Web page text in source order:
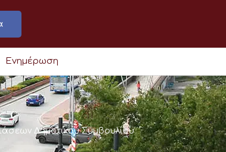
Ενημέρωση
Δημοτικού Συμβουλίου